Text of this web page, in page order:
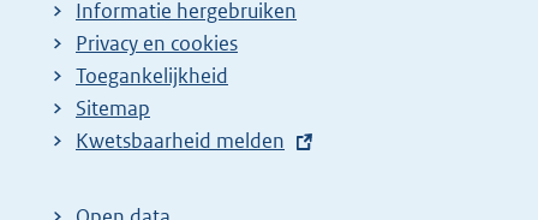
Informatie hergebruiken
Privacy en cookies
Toegankelijkheid
Sitemap
E
t
Kwetsbaarheid melden